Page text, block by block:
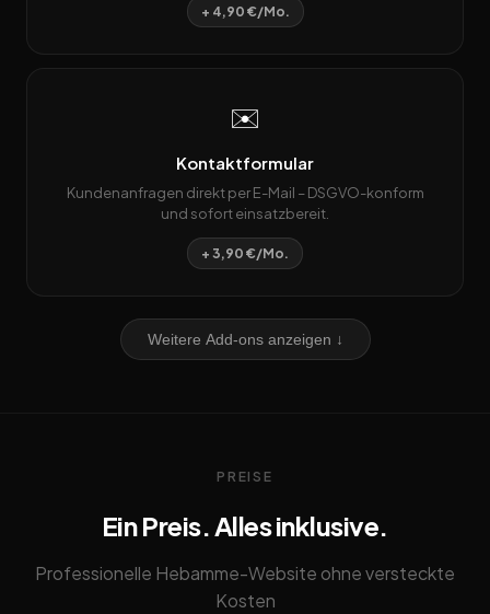
+ 4,90 €/Mo.
✉️
Kontaktformular
Kundenanfragen direkt per E-Mail – DSGVO-konform
und sofort einsatzbereit.
+ 3,90 €/Mo.
Weitere Add-ons anzeigen ↓
PREISE
Ein Preis. Alles inklusive.
Professionelle Hebamme-Website ohne versteckte
Kosten